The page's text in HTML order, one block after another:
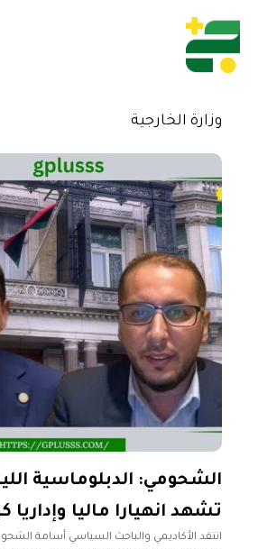
وزارة الخارجية
الشحومي: الدبلوماسية
تشهد انهيارا ماليا وإداريا
انتقد الأكاديمي والباحث السياسي أسامة